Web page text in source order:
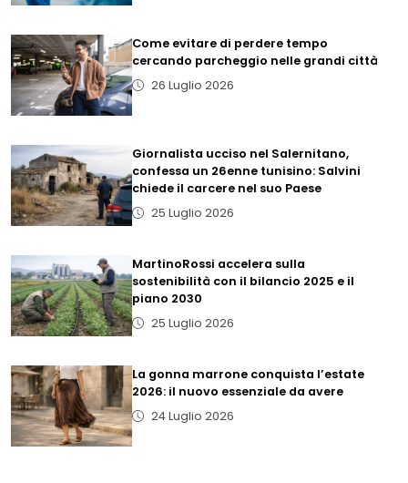
Come evitare di perdere tempo
cercando parcheggio nelle grandi città
26 Luglio 2026
Giornalista ucciso nel Salernitano,
confessa un 26enne tunisino: Salvini
chiede il carcere nel suo Paese
25 Luglio 2026
MartinoRossi accelera sulla
sostenibilità con il bilancio 2025 e il
piano 2030
25 Luglio 2026
La gonna marrone conquista l’estate
2026: il nuovo essenziale da avere
24 Luglio 2026